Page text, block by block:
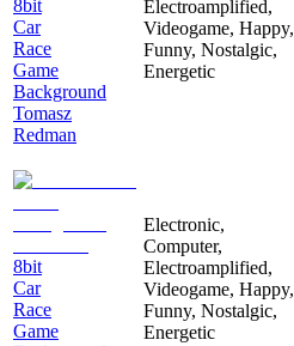
8bit
Car
Race
Game
Background
Tomasz
Redman
Electroamplified,
Videogame, Happy,
Funny, Nostalgic,
Energetic
8bit
Car
Race
Game
Electronic,
Computer,
Electroamplified,
Videogame, Happy,
Funny, Nostalgic,
Energetic